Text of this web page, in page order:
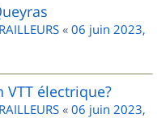
« 06 juin 2023,
VTT électrique?
« 06 juin 2023,